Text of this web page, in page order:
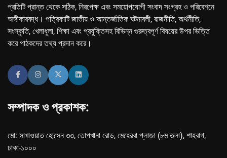
প্রতিটি প্রান্ত থেকে সঠিক, নিরপেক্ষ এবং সময়োপযোগী সংবাদ সংগ্রহ ও পরিবেশনে
অঙ্গীকারবদ্ধ। পত্রিকাটি জাতীয় ও আন্তর্জাতিক ঘটনাবলী, রাজনীতি, অর্থনীতি,
সংস্কৃতি, খেলাধুলা, শিক্ষা এবং প্রযুক্তিসহ বিভিন্ন গুরুত্বপূর্ণ বিষয়ের উপর ভিত্তি
করে পাঠকদের তথ্য প্রদান করে।
সম্পাদক ও প্রকাশক:
মো: সাখাওয়াত হোসেন ৩৩, তোপখানা রোড, মেহেরবা প্লাজা (৮ম তলা), শাহবাগ,
ঢাকা-১০০০